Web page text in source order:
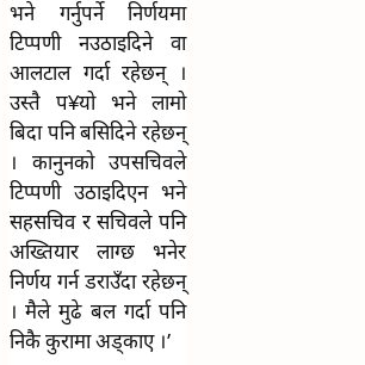
भने गर्नुपर्ने निर्णयमा
टिप्पणी नउठाइदिने वा
आलटाल गर्दा रहेछन् ।
उस्तै प¥यो भने लामो
बिदा पनि बसिदिने रहेछन्
। कानुनको उपसचिवले
टिप्पणी उठाइदिएन भने
सहसचिव र सचिवले पनि
अख्तियार लाग्छ भनेर
निर्णय गर्न डराउँदा रहेछन्
। मैले मुढे बल गर्दा पनि
निकै कुरामा अड्काए ।’